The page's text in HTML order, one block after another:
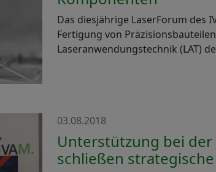
Das diesjährige LaserForum des
Fertigung von
Laseranwendungstechnik (LAT)
03.08.2018
Unterstützung bei
schließen